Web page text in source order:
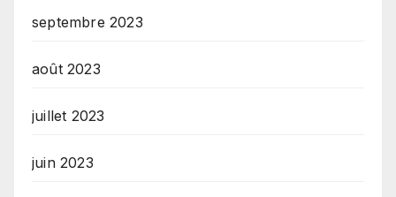
septembre 2023
août 2023
juillet 2023
juin 2023